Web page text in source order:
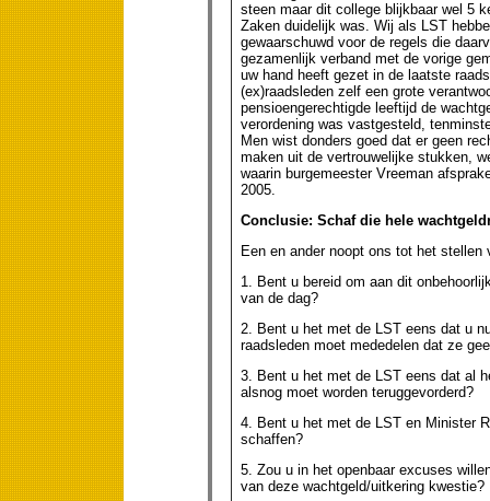
steen maar dit college blijkbaar wel 5
Zaken duidelijk was. Wij als LST
gewaarschuwd voor de regels die
gezamenlijk verband met de vorige
uw hand heeft gezet in de laatste
(ex)raadsleden zelf een grote
pensioengerechtigde leeftijd de
verordening was vastgesteld,
Men wist donders goed dat er geen
maken uit de vertrouwelijke stukken,
waarin burgemeester Vreeman
2005.
Conclusie: Schaf die hele
Een en ander noopt ons tot het
1. Bent u bereid om aan dit
van de dag?
2. Bent u het met de LST eens dat u
raadsleden moet mededelen dat ze
3. Bent u het met de LST eens dat al
alsnog moet worden teruggevorderd?
4. Bent u het met de LST en Minister
schaffen?
5. Zou u in het openbaar excuses
van deze wachtgeld/uitkering kwestie?